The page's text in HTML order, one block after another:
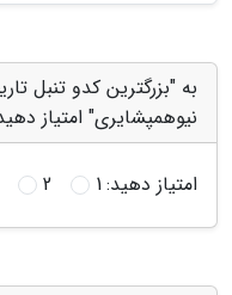
به "بزرگترین کدو تنبل
نیوهمپشایری" امتیاز
امتیاز دهید:1
2